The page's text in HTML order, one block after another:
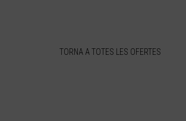
TORNA A TOTES LES OFERTES